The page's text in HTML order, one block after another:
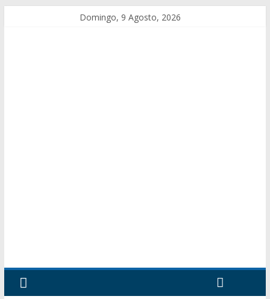
Domingo, 9 Agosto, 2026